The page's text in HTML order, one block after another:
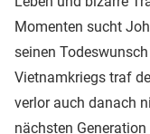
Momenten sucht
seinen
Vietnamkriegs traf
verlor auch danach
nächsten